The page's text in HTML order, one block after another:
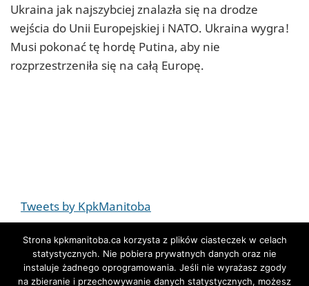
Ukraina jak najszybciej znalazła się na drodze
wejścia do Unii Europejskiej i NATO. Ukraina wygra!
Musi pokonać tę hordę Putina, aby nie
rozprzestrzeniła się na całą Europę.
Tweets by KpkManitoba
Strona kpkmanitoba.ca korzysta z plików ciasteczek w celach
statystycznych. Nie pobiera prywatnych danych oraz nie
instaluje żadnego oprogramowania. Jeśli nie wyrażasz zgody
na zbieranie i przechowywanie danych statystycznych, możesz